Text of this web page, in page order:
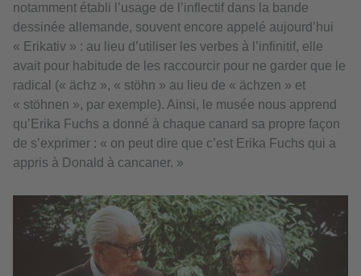
notamment établi l’usage de l’inflectif dans la bande
dessinée allemande, souvent encore appelé aujourd’hui
« Erikativ » : au lieu d’utiliser les verbes à l’infinitif, elle
avait pour habitude de les raccourcir pour ne garder que le
radical (« ächz », « stöhn » au lieu de « ächzen » et
« stöhnen », par exemple). Ainsi, le musée nous apprend
qu’Erika Fuchs a donné à chaque canard sa propre façon
de s’exprimer : « on peut dire que c’est Erika Fuchs qui a
appris à Donald à cancaner. »